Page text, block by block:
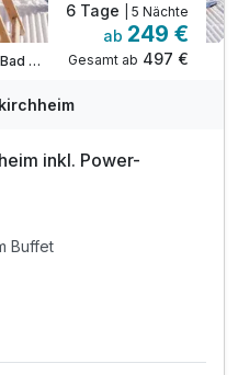
Bad Kleinkirchheim, Nockberge / Bad Kleinkirchheim
6 Tage | 5 Nächte
ab 249 €
Gesamt ab 497 €
inkl. Power-
Buffet